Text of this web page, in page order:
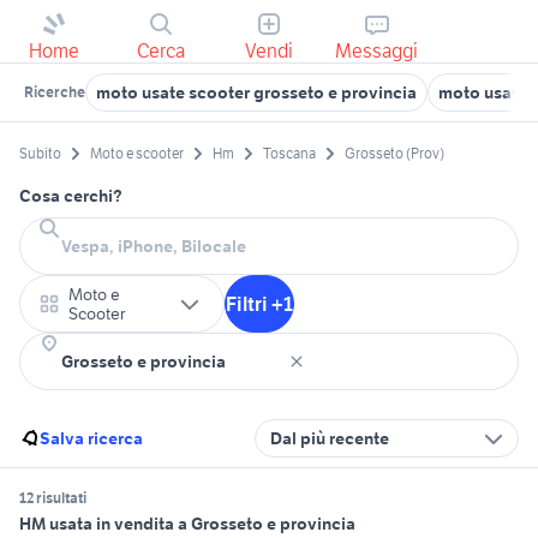
Home Cerca Vendi Messaggi
Ricerche moto usate scooter grosseto e provincia moto usate
Subito Moto e scooter Hm Toscana Grosseto (Prov)
Cosa cerchi?
Moto e
Scooter
Filtri +1
Salva ricerca Dal più recente
12 risultati
HM usata in vendita a Grosseto e provincia